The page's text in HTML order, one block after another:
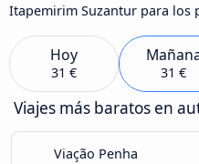
Itapemirim Suzantur para los
Hoy
31 € 31 €
Viajes más baratos en
Viação Penha